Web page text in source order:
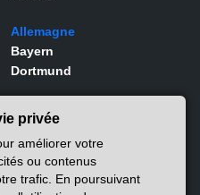
Allemagne
Bayern
Dortmund
Joueurs
Rodrygo
privée
améliorer votre
ou contenus
trafic. En poursuivant